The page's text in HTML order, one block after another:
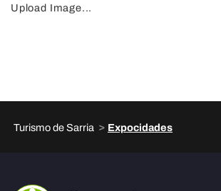
Upload Image...
Turismo de Sarria > Expocidades